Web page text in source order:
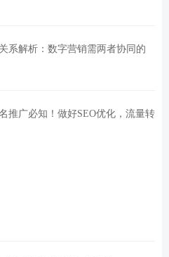
系解析：数字营销需两者协同的
推广必知！做好SEO优化，流量转